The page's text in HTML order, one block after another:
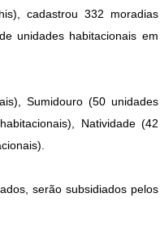
cadastrou 332 moradias
unidades habitacionais em
Sumidouro (50 unidades
Natividade (42
serão subsidiados pelos